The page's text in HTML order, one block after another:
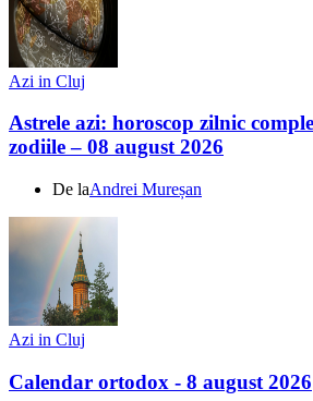
Azi in Cluj
Astrele azi: horoscop zilnic
zodiile – 08 august 2026
De laAndrei Mureșan
Azi in Cluj
Calendar ortodox - 8 august 2026